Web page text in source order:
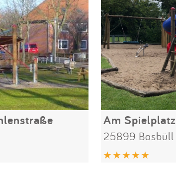
Am Spielplatz
25899 Bosbüll